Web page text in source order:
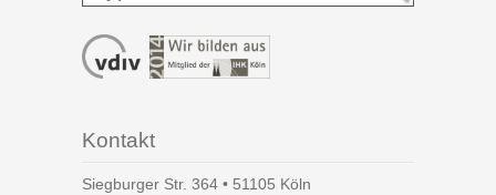
Kontakt
Siegburger Str. 364 • 51105 Köln